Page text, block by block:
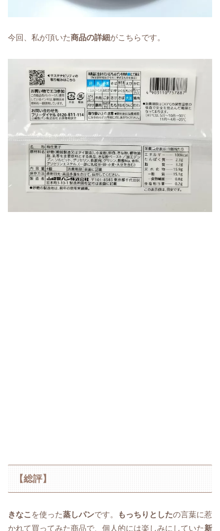
今回、私が頂いた商品の詳細がこちらです。
【総評】
きなこ を使った蒸しパンです。 もっちりとしたの言葉に惹
かれて買ってみた商品で、個人的には楽しみにしていた新